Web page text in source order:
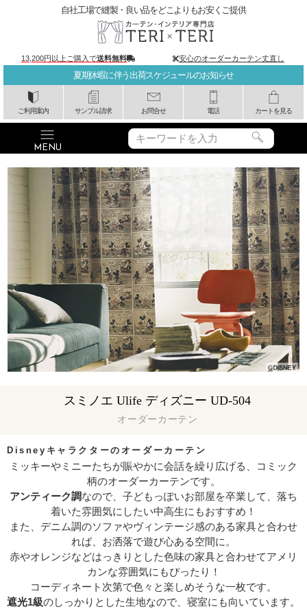
夏期休暇に伴う出荷スケジュールのお知らせ
ご利用案内 サンプル請求 お問合せ 電話 カートを見る
自社工場で縫製・良い品をどこよりもお安くご提供
13,200円以上ご購入で送料無料 安心のオーダーカーテン丈直し
Disneyキャラクターのオーダーカーテン
オーダーカーテン
スミノエ Ulife ディズニー UD-504
ミッキーやミニーたちが賑やかに会話を繰り広げる、コミック
柄のオーダーカーテンです。
アンティーク調なので、子どもっぽいお部屋を卒業して、落ち
着いた雰囲気にしたい中高生にもおすすめ！
また、デニム調のソファやヴィンテージ感のある家具と合わせ
れば、お洒落で遊び心ある空間に。
赤やオレンジなどはっきりとした色味の家具と合わせてアメリ
カンな雰囲気にもぴったり！
コーディネート次第で色々と楽しめそうな一枚です。
遮光1級のしっかりとした生地なので、寝室にも向いています。